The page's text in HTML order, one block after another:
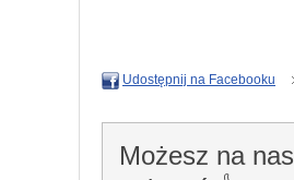
Udostępnij na Facebooku
Możesz na nas